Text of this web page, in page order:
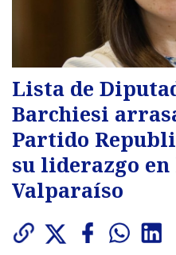
Lista de
Barchiesi
Partido
su liderazgo en
Valparaíso